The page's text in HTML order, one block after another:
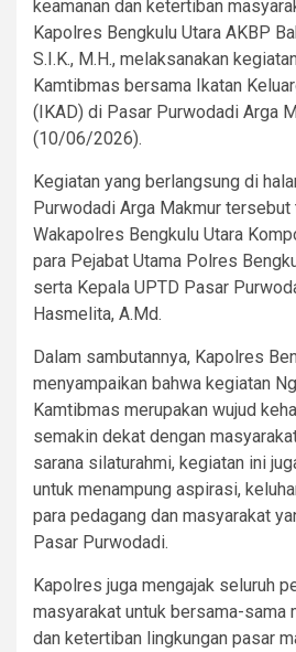
keamanan dan ketertiban
Kapolres Bengkulu Utara AKBP
S.I.K., M.H., melaksanakan
Kamtibmas bersama Ikatan
(IKAD) di Pasar Purwodadi Arga
(10/06/2026).
Kegiatan yang berlangsung di
Purwodadi Arga Makmur
Wakapolres Bengkulu Utara
para Pejabat Utama Polres
serta Kepala UPTD Pasar
Hasmelita, A.Md.
Dalam sambutannya, Kapolres
menyampaikan bahwa kegiatan
Kamtibmas merupakan wujud
semakin dekat dengan
sarana silaturahmi, kegiatan ini
untuk menampung aspirasi,
para pedagang dan masyarakat
Pasar Purwodadi.
Kapolres juga mengajak seluruh
masyarakat untuk bersama-sama
dan ketertiban lingkungan pasar